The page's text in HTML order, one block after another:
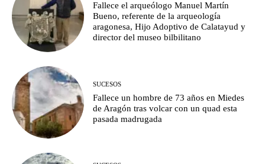
Fallece el arqueólogo Manuel Martín
Bueno, referente de la arqueología
aragonesa, Hijo Adoptivo de Calatayud y
director del museo bilbilitano
SUCESOS
Fallece un hombre de 73 años en Miedes
de Aragón tras volcar con un quad esta
pasada madrugada